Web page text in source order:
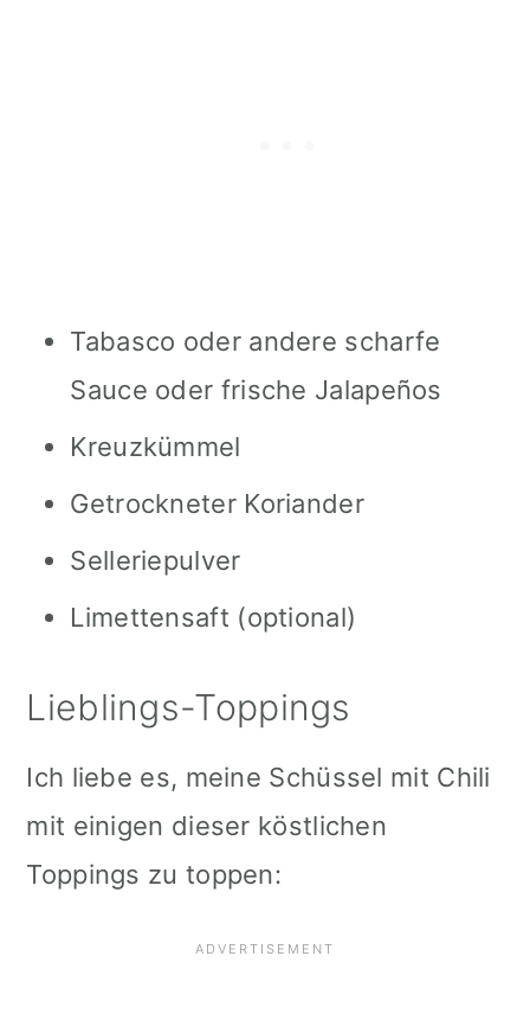
Tabasco oder andere scharfe
Sauce oder frische Jalapeños
Kreuzkümmel
Getrockneter Koriander
Selleriepulver
Limettensaft (optional)
Lieblings-Toppings
Ich liebe es, meine Schüssel mit Chili
mit einigen dieser köstlichen
Toppings zu toppen: